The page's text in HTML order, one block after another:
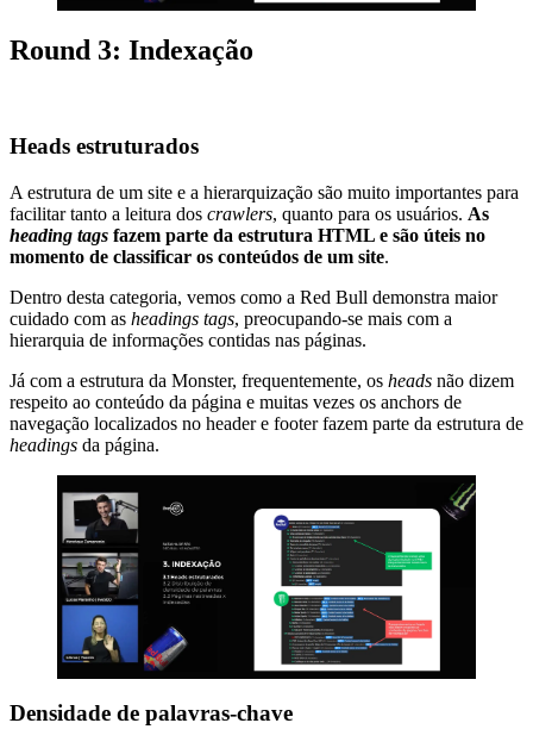
Round 3: Indexação
Heads estruturados
A estrutura de um site e a hierarquização são muito importantes para
facilitar tanto a leitura dos crawlers, quanto para os usuários. As
heading tags fazem parte da estrutura HTML e são úteis no
momento de classificar os conteúdos de um site.
Dentro desta categoria, vemos como a Red Bull demonstra maior
cuidado com as headings tags, preocupando-se mais com a
hierarquia de informações contidas nas páginas.
Já com a estrutura da Monster, frequentemente, os heads não dizem
respeito ao conteúdo da página e muitas vezes os anchors de
navegação localizados no header e footer fazem parte da estrutura de
headings da página.
Densidade de palavras-chave